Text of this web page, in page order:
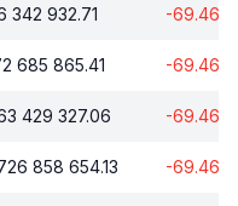
342 932.71 -69.46
685 865.41 -69.46
429 327.06 -69.46
858 654.13 -69.46